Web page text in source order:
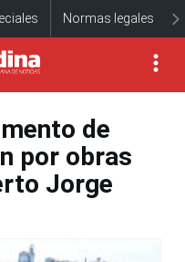
Normas legales
de
por obras
Jorge